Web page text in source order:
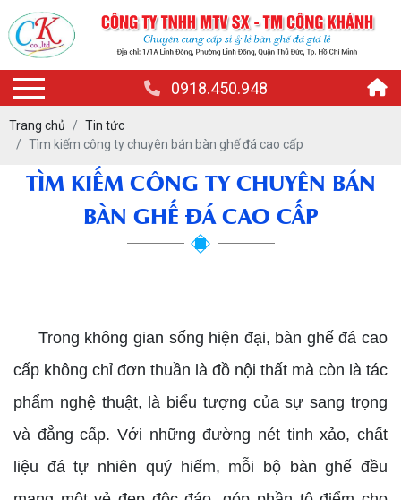
0918.450.948
Trang chủ
Tin tức
Tìm kiếm công ty chuyên bán bàn ghế đá cao cấp
TÌM KIẾM CÔNG TY CHUYÊN BÁN
BÀN GHẾ ĐÁ CAO CẤP
Trong không gian sống hiện đại, bàn ghế đá cao
cấp không chỉ đơn thuần là đồ nội thất mà còn là tác
phẩm nghệ thuật, là biểu tượng của sự sang trọng
và đẳng cấp. Với những đường nét tinh xảo, chất
liệu đá tự nhiên quý hiếm, mỗi bộ bàn ghế đều